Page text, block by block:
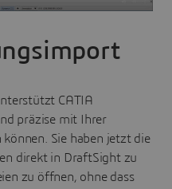
CATIA
präzise mit Ihrer
können. Sie haben jetzt die
direkt in DraftSight zu
zu öffnen, ohne dass